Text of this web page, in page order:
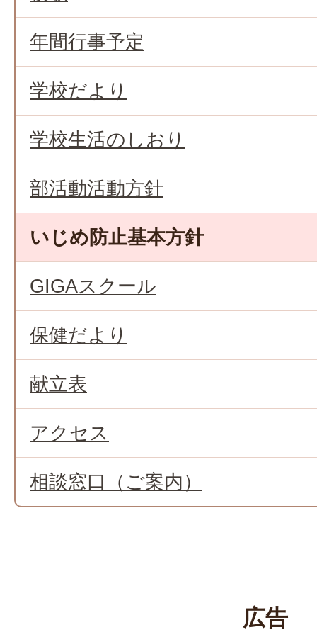
年間行事予定
学校だより
学校生活のしおり
部活動活動方針
いじめ防止基本方針
GIGAスクール
保健だより
献立表
アクセス
相談窓口（ご案内）
広告